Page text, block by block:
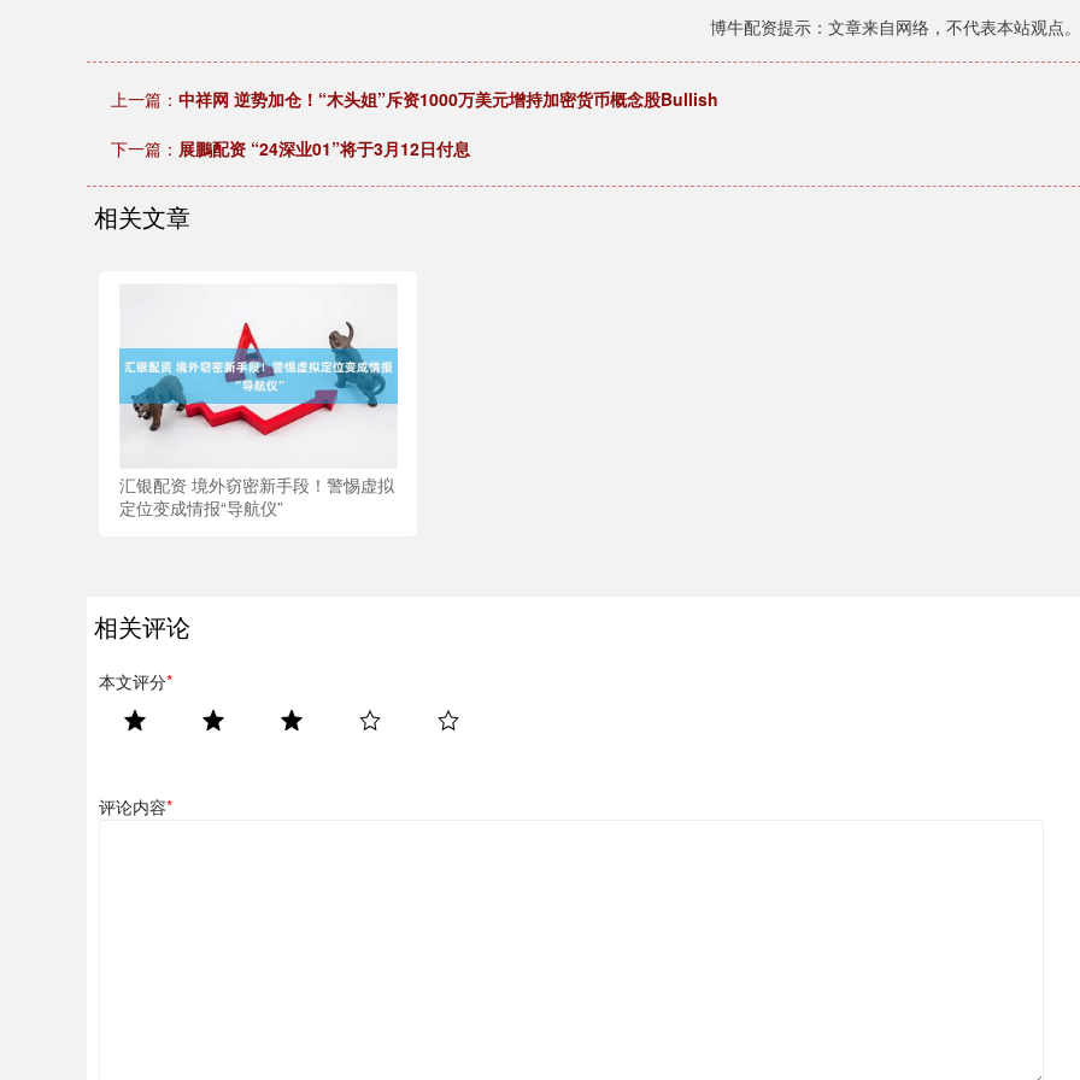
博牛配资提示：文章来自网络，不代表本站观点。
上一篇： 中祥网 逆势加仓！“木头姐”斥资1000万美元增持加密货币概念股Bullish
下一篇： 展鵬配资 “24深业01”将于3月12日付息
相关文章
汇银配资 境外窃密新手段！警惕虚拟
定位变成情报“导航仪”
相关评论
本文评分*
评论内容*